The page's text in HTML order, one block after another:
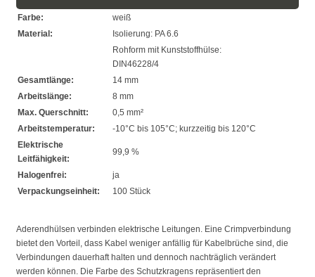
Farbe:
weiß
Material:
Isolierung: PA 6.6
Rohform mit Kunststoffhülse:
DIN46228/4
Gesamtlänge:
14 mm
Arbeitslänge:
8 mm
Max. Querschnitt:
0,5 mm²
Arbeitstemperatur:
-10°C bis 105°C; kurzzeitig bis 120°C
Elektrische
Leitfähigkeit:
99,9 %
Halogenfrei:
ja
Verpackungseinheit:
100 Stück
Aderendhülsen verbinden elektrische Leitungen. Eine Crimpverbindung
bietet den Vorteil, dass Kabel weniger anfällig für Kabelbrüche sind, die
Verbindungen dauerhaft halten und dennoch nachträglich verändert
werden können. Die Farbe des Schutzkragens repräsentiert den